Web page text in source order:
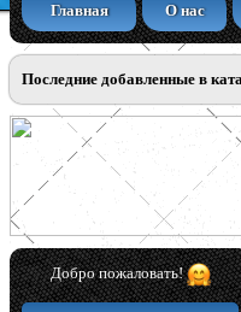
Главная О нас
Последние добавленные в
Добро пожаловать!